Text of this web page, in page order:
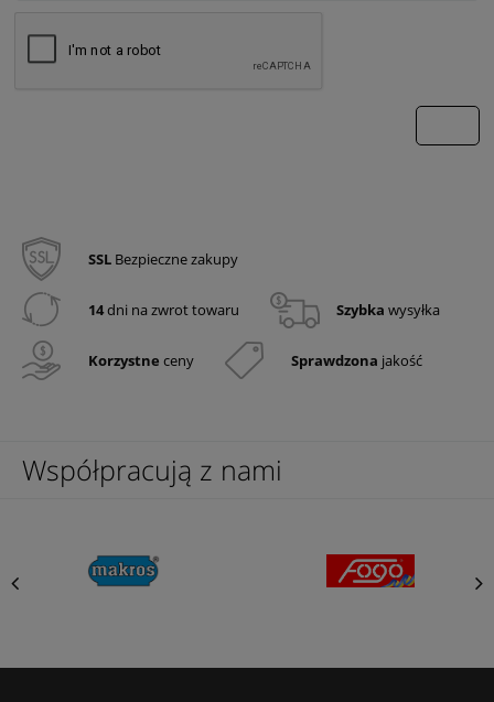
SSL Bezpieczne zakupy
14dni na zwrot towaru Szybka wysyłka
Korzystne ceny Sprawdzona jakość
Współpracują z nami